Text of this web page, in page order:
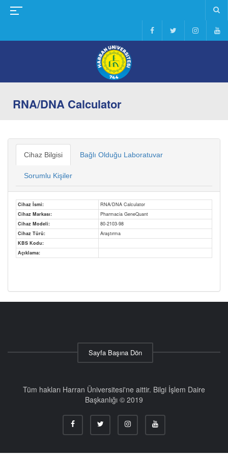
RNA/DNA Calculator
Cihaz Bilgisi Bağlı Olduğu Laboratuvar
Sorumlu Kişiler
Cihaz İsmi:
RNA/DNA Calculator
Cihaz Markası:
Pharmacia GeneQuant
Cihaz Modeli:
80-2103-98
Cihaz Türü:
Araştırma
KBS Kodu:
Açıklama:
Sayfa Başına Dön
Tüm hakları Harran Üniversitesi'ne aittir. Bilgi İşlem Daire
Başkanlığı © 2019